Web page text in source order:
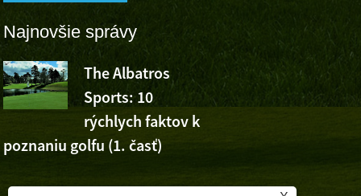
Najnovšie správy
The Albatros
Sports: 10
rýchlych faktov k
poznaniu golfu (1. časť)
Albatros
fandí
Open